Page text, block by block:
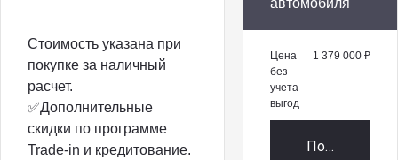
Стоимость указана при
покупке за наличный
расчет.
✅Дополнительные
скидки по программе
Trade-in и кредитование.
Цена
без
учета
выгод
1 379 000 ₽
Получить